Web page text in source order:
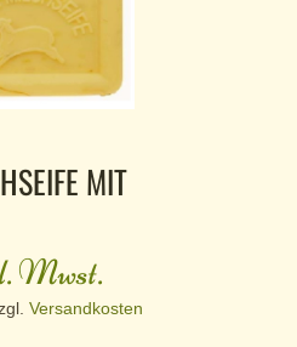
MIT
Mwst.
Versandkosten